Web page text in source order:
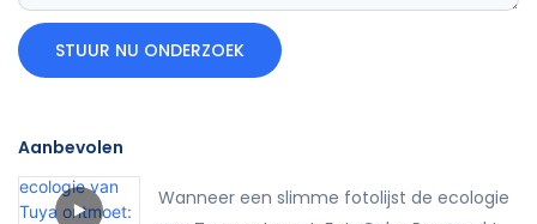
STUUR NU ONDERZOEK
Aanbevolen
Wanneer een slimme fotolijst de ecologie